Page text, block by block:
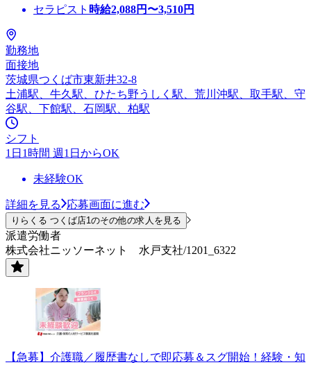
セラピスト 時給2,088円〜3,510円
勤務地
面接地
茨城県つくば市東新井32-8
土浦駅、牛久駅、ひたち野うしく駅、荒川沖駅、取手駅、守
谷駅、下館駅、石岡駅、柏駅
シフト
1日1時間 週1日からOK
未経験OK
詳細を見る 応募画面に進む
りらくる つくば店1のその他の求人を見る
派遣労働者
株式会社ニッソーネット 水戸支社/1201_6322
【急募】介護職／履歴書なしで即応募＆スグ開始！経験・知